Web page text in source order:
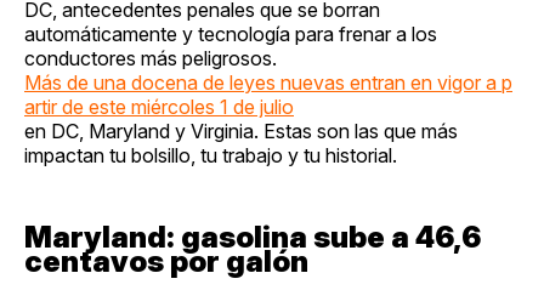
DC, antecedentes penales que se borran
automáticamente y tecnología para frenar a los
conductores más peligrosos.
Más de una docena de leyes nuevas entran en vigor a p
artir de este miércoles 1 de julio
en DC, Maryland y Virginia. Estas son las que más
impactan tu bolsillo, tu trabajo y tu historial.
Maryland: gasolina sube a 46,6
centavos por galón